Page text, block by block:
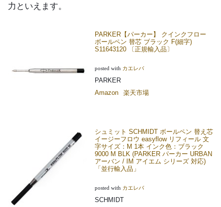
力といえます。
PARKER【パーカー】 クインクフロー
ボールペン 替芯 ブラック F(細字)
S11643120 〔正規輸入品〕
posted with カエレバ
PARKER
Amazon
楽天市場
シュミット SCHMIDT ボールペン 替え芯
イージーフロウ easyflow リフィール 文
字サイズ：M 1本 インク色：ブラック
9000 M BLK (PARKER パーカー URBAN
アーバン / IM アイエム シリーズ 対応)
「並行輸入品」
posted with カエレバ
SCHMIDT